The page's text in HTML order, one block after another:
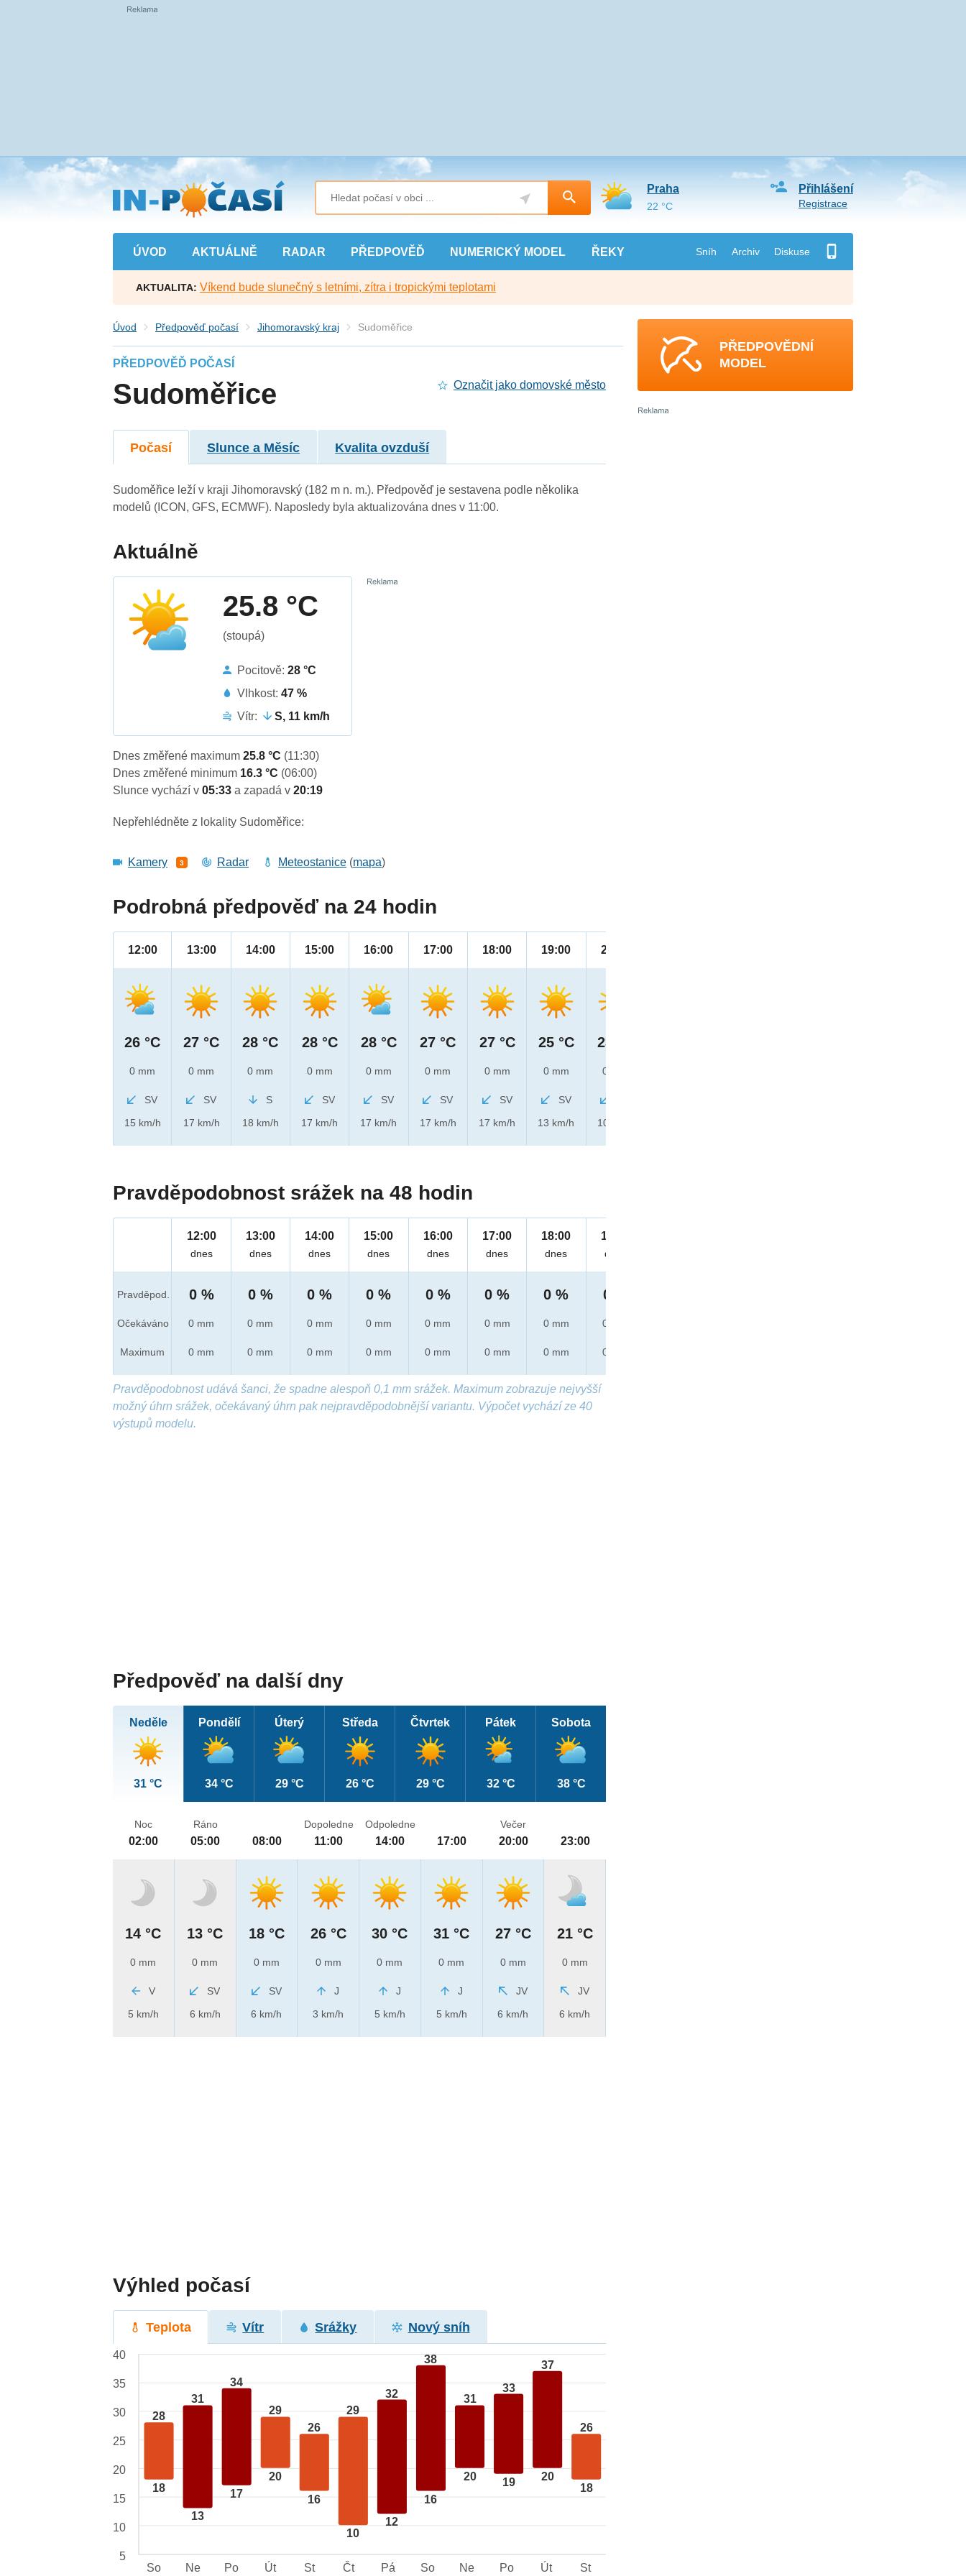
Přejít
na
hlavní
obsah
ÚVOD AKTUÁLNĚ RADAR PŘEDPOVĚĎ NUMERICKÝ MODEL ŘEKY Sníh Archiv Diskuse
Přihlášení
Registrace
Praha
22 °C
AKTUALITA: Víkend bude slunečný s letními, zítra i tropickými teplotami
Úvod Předpověď počasí Jihomoravský kraj Sudoměřice
PŘEDPOVĚĎ POČASÍ
Sudoměřice Označit jako domovské město
Počasí Slunce a Měsíc Kvalita ovzduší
Sudoměřice leží v kraji Jihomoravský (182 m n. m.). Předpověď je sestavena podle několika
modelů (ICON, GFS, ECMWF). Naposledy byla aktualizována dnes v 11:00.
Aktuálně
25.8 °C
(stoupá)
Pocitově:28 °C
Vlhkost:47 %
Vítr:
S, 11 km/h
Dnes změřené maximum25.8 °C (11:30)
Dnes změřené minimum 16.3 °C (06:00)
Slunce vychází v05:33a zapadá v20:19
Nepřehlédněte z lokality Sudoměřice:
Kamery 3 Radar Meteostanice (mapa)
Podrobná předpověď na 24 hodin
12:00
26 °C
0 mm
SV
15 km/h
13:00
27 °C
0 mm
SV
17 km/h
14:00
28 °C
0 mm
S
18 km/h
15:00
28 °C
0 mm
SV
17 km/h
16:00
28 °C
0 mm
SV
17 km/h
17:00
27 °C
0 mm
SV
17 km/h
18:00
27 °C
0 mm
SV
17 km/h
19:00
25 °C
0 mm
SV
13 km/h
20:00
23 °C
0 mm
10 km/h
Pravděpodobnost srážek na 48 hodin
Pravděpod.
Očekáváno
Maximum
12:00
dnes
0 %
0 mm
0 mm
13:00
dnes
0 %
0 mm
0 mm
14:00
dnes
0 %
0 mm
0 mm
15:00
dnes
0 %
0 mm
0 mm
16:00
dnes
0 %
0 mm
0 mm
17:00
dnes
0 %
0 mm
0 mm
18:00
dnes
0 %
0 mm
0 mm
19:00
dnes
0 %
0 mm
0 mm
Pravděpodobnost udává šanci, že spadne alespoň 0,1 mm srážek. Maximum zobrazuje nejvyšší
možný úhrn srážek, očekávaný úhrn pak nejpravděpodobnější variantu. Výpočet vychází ze 40
výstupů modelu.
Předpověď na další dny
Neděle
31 °C
Pondělí
34 °C
Úterý
29 °C
Středa
26 °C
Čtvrtek
29 °C
Pátek
32 °C
Sobota
38 °C
Noc
02:00
14 °C
0 mm
V
5 km/h
Ráno
05:00
13 °C
0 mm
SV
6 km/h
08:00
18 °C
0 mm
SV
6 km/h
Dopoledne
11:00
26 °C
0 mm
J
3 km/h
Odpoledne
14:00
30 °C
0 mm
J
5 km/h
17:00
31 °C
0 mm
J
5 km/h
Večer
20:00
27 °C
0 mm
JV
6 km/h
23:00
21 °C
0 mm
JV
6 km/h
Výhled počasí
Teplota Vítr Srážky Nový sníh
28
18
31
13
34
17
29
20
26
16
29
10
32
12
38
16
31
20
33
19
37
20
26
18
40
35
30
25
20
15
10
5
So
Ne Po Út St Čt Pá So Ne Po Út St
PŘEDPOVĚDNÍ
MODEL